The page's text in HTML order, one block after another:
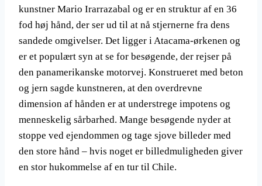
kunstner Mario Irarrazabal og er en struktur af en 36
fod høj hånd, der ser ud til at nå stjernerne fra dens
sandede omgivelser. Det ligger i Atacama-ørkenen og
er et populært syn at se for besøgende, der rejser på
den panamerikanske motorvej. Konstrueret med beton
og jern sagde kunstneren, at den overdrevne
dimension af hånden er at understrege impotens og
menneskelig sårbarhed. Mange besøgende nyder at
stoppe ved ejendommen og tage sjove billeder med
den store hånd – hvis noget er billedmuligheden giver
en stor hukommelse af en tur til Chile.